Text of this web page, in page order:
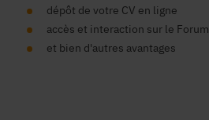
dépôt de votre CV en ligne
accès et interaction sur le Forum
et bien d'autres avantages